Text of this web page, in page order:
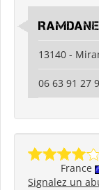
13140 -
06 63 91 27
France
Signalez un